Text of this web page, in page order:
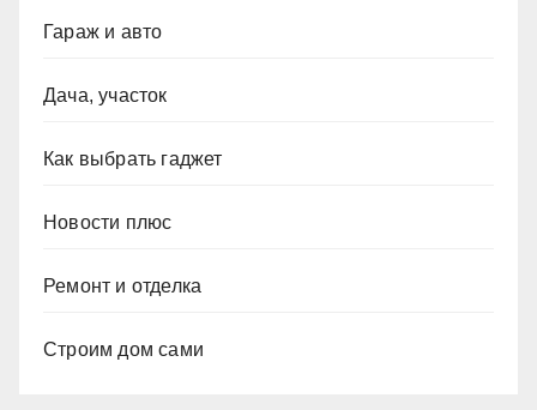
Гараж и авто
Дача, участок
Как выбрать гаджет
Новости плюс
Ремонт и отделка
Строим дом сами